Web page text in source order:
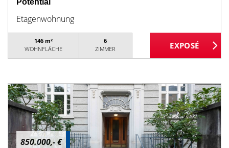
Potential
Etagenwohnung
146 m²
WOHNFLÄCHE
6
ZIMMER
850.000,- €